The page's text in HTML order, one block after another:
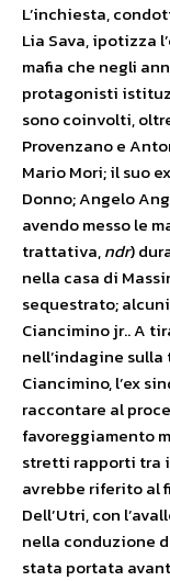
L’inchiesta,
Lia Sava, ipotizza
mafia che negli
protagonisti
sono coinvolti,
Provenzano e
Mario Mori; il suo
Donno; Angelo
avendo messo le
trattativa,ndr)
nella casa di
sequestrato;
Ciancimino jr.. A
nell’indagine
Ciancimino, l’ex
raccontare al
favoreggiamento
stretti rapporti tra
avrebbe riferito al
Dell’Utri, con
nella conduzione
stata portata